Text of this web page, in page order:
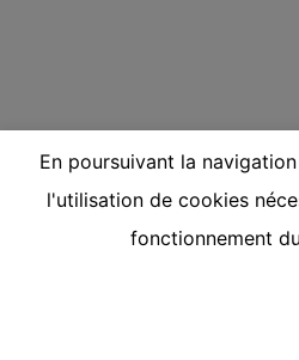
En poursuivant la
l'utilisation de cookies
fonctionnement